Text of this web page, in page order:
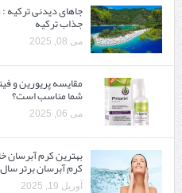
جاهای دیدنی
جذاب ترکیه
می 08, 2025
مقایسه پریورین و
شما مناسب است؟
می 06, 2025
بهترین کرم
کرم آبرسان برتر سال 1404
آوریل 19, 2025